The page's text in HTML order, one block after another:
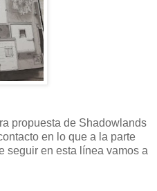
propuesta de Shadowlands
en lo que a la parte
seguir en esta línea vamos a